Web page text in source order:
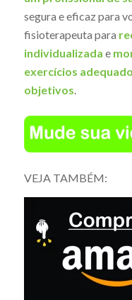
segura e eficaz para
fisioterapeuta para
individualizada e
exercícios
objetivos
VEJA TAMBÉM: